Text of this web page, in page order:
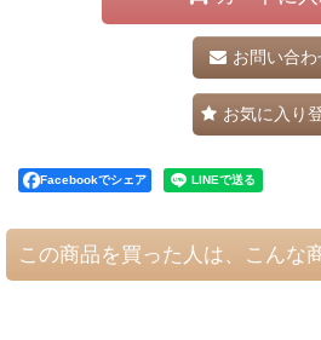
お問い合わ
お気に入り
Facebookでシェア
この商品を買った人は、こんな